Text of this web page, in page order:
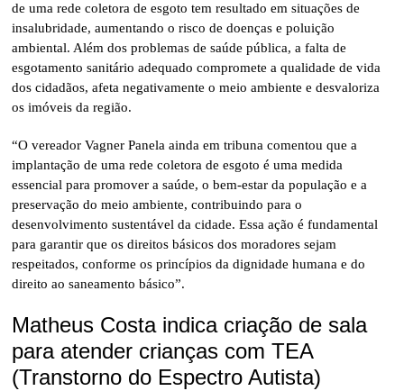
de uma rede coletora de esgoto tem resultado em situações de
insalubridade, aumentando o risco de doenças e poluição
ambiental. Além dos problemas de saúde pública, a falta de
esgotamento sanitário adequado compromete a qualidade de vida
dos cidadãos, afeta negativamente o meio ambiente e desvaloriza
os imóveis da região.
“O vereador Vagner Panela ainda em tribuna comentou que a
implantação de uma rede coletora de esgoto é uma medida
essencial para promover a saúde, o bem-estar da população e a
preservação do meio ambiente, contribuindo para o
desenvolvimento sustentável da cidade. Essa ação é fundamental
para garantir que os direitos básicos dos moradores sejam
respeitados, conforme os princípios da dignidade humana e do
direito ao saneamento básico”.
Matheus Costa indica criação de sala
para atender crianças com TEA
(Transtorno do Espectro Autista)